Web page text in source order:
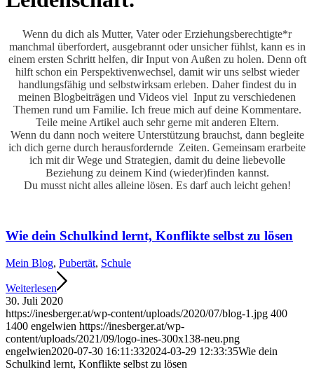
Wenn du dich als Mutter, Vater oder Erziehungsberechtigte*r
manchmal überfordert, ausgebrannt oder unsicher fühlst, kann es in
einem ersten Schritt helfen, dir Input von Außen zu holen. Denn oft
hilft schon ein Perspektivenwechsel, damit wir uns selbst wieder
handlungsfähig und selbstwirksam erleben. Daher findest du in
meinen Blogbeiträgen und Videos viel Input zu verschiedenen
Themen rund um Familie. Ich freue mich auf deine Kommentare.
Teile meine Artikel auch sehr gerne mit anderen Eltern.
Wenn du dann noch weitere Unterstützung brauchst, dann begleite
ich dich gerne durch herausfordernde Zeiten. Gemeinsam erarbeite
ich mit dir Wege und Strategien, damit du deine liebevolle
Beziehung zu deinem Kind (wieder)finden kannst.
Du musst nicht alles alleine lösen. Es darf auch leicht gehen!
Wie dein Schulkind lernt, Konflikte selbst zu lösen
Mein Blog, Pubertät, Schule
Weiterlesen
30. Juli 2020
https://inesberger.at/wp-content/uploads/2020/07/blog-1.jpg 400
1400 engelwien https://inesberger.at/wp-
content/uploads/2021/09/logo-ines-300x138-neu.png
engelwien2020-07-30 16:11:332024-03-29 12:33:35Wie dein
Schulkind lernt, Konflikte selbst zu lösen